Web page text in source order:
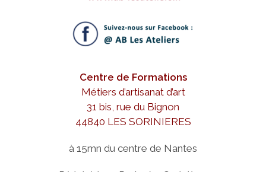
Centre de Formations
Métiers d’artisanat d’art
31 bis, rue du Bignon
44840 LES SORINIERES
à 15mn du centre de Nantes